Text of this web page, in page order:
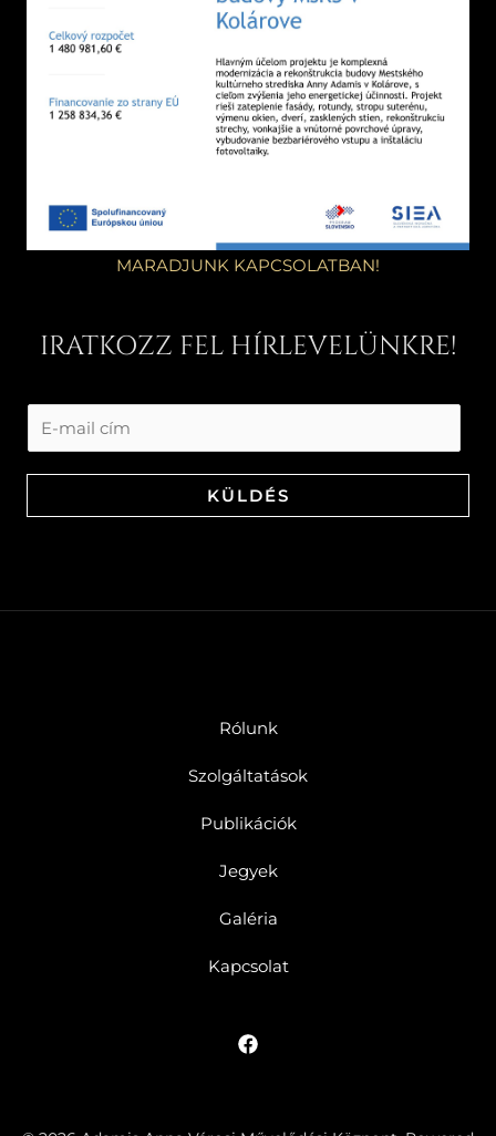
MARADJUNK KAPCSOLATBAN!
IRATKOZZ FEL HÍRLEVELÜNKRE!
KÜLDÉS
Rólunk
Szolgáltatások
Publikációk
Jegyek
Galéria
Kapcsolat